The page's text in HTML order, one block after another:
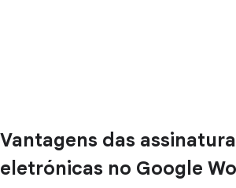
Vantagens das
eletrónicas no Google